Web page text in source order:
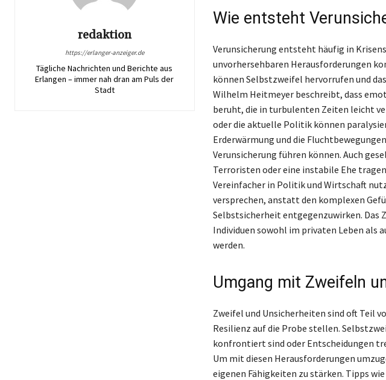
redaktion
https://erlanger-anzeiger.de
Tägliche Nachrichten und Berichte aus
Erlangen – immer nah dran am Puls der
Stadt
Wie entsteht
Verunsicherung entsteht häufig in
unvorhersehbaren Herausforderungen
können Selbstzweifel hervorrufen und
Wilhelm Heitmeyer beschreibt, dass
beruht, die in turbulenten Zeiten leicht
oder die aktuelle Politik können
Erderwärmung und die
Verunsicherung führen können. Auch
Terroristen oder eine instabile Ehe
Vereinfacher in Politik und Wirtschaft
versprechen, anstatt den komplexen
Selbstsicherheit entgegenzuwirken. Das
Individuen sowohl im privaten Leben als
werden.
Umgang mit Zweifeln
Zweifel und Unsicherheiten sind oft Teil
Resilienz auf die Probe stellen.
konfrontiert sind oder Entscheidungen
Um mit diesen Herausforderungen
eigenen Fähigkeiten zu stärken. Tipps